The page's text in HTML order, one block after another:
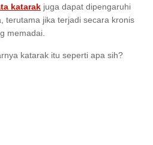
katarak juga dapat dipengaruhi
terutama jika terjadi secara kronis
memadai.
katarak itu seperti apa sih?